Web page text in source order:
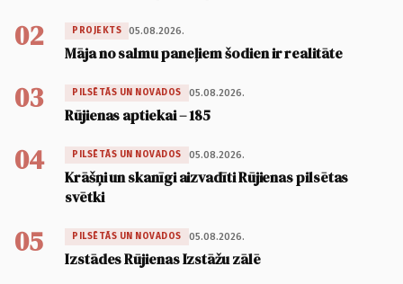
02 PROJEKTS 05.08.2026.
Māja no salmu paneļiem šodien ir realitāte
03 PILSĒTĀS UN NOVADOS 05.08.2026.
Rūjienas aptiekai – 185
04 PILSĒTĀS UN NOVADOS 05.08.2026.
Krāšņi un skanīgi aizvadīti Rūjienas pilsētas
svētki
05 PILSĒTĀS UN NOVADOS 05.08.2026.
Izstādes Rūjienas Izstāžu zālē